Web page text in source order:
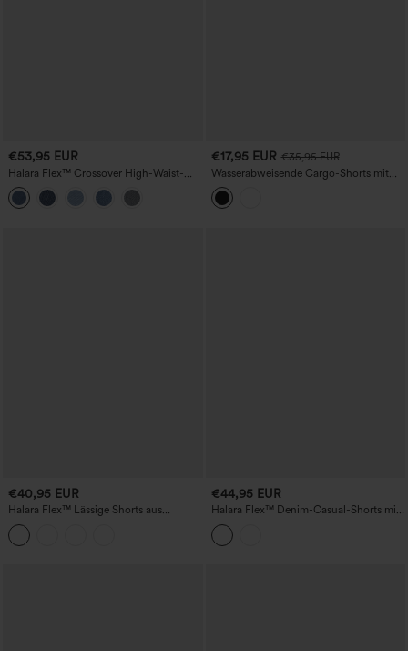
€53,95 EUR
Halara Flex™ Crossover High-Waist-
Denim-Bermuda mit Bauchkontrolle,
lässigem Baggy-Schnitt und Taschen
€17,95 EUR €35,95 EUR
Wasserabweisende Cargo-Shorts mit
mittlerer Bundhöhe und
Reißverschlusstaschen aus Ripstop-Stoff
für Wanderungen
€40,95 EUR
Halara Flex™ Lässige Shorts aus
elastischem Strick-Denim mit hohem
Bund und Gesäßtaschen
€44,95 EUR
Halara Flex™ Denim-Casual-Shorts mit
Streifen, mittelhoher Bund, 4''
Schrittlänge, mit Taschen